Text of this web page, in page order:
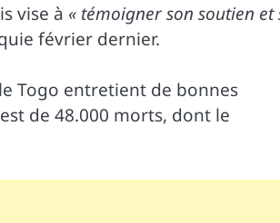
vise à « témoigner son soutien et
février dernier.
Togo entretient de bonnes
de 48.000 morts, dont le